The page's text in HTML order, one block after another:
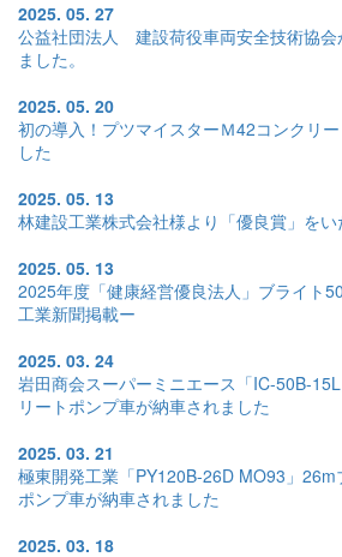
2025. 05. 27
公益社団法人 建設荷役車両安全技術協会
ました。
2025. 05. 20
初の導入！プツマイスターＭ42コンクリ
した
2025. 05. 13
林建設工業株式会社様より「優良賞」をい
2025. 05. 13
2025年度「健康経営優良法人」ブライト
工業新聞掲載ー
2025. 03. 24
岩田商会スーパーミニエース「IC-50B-
リートポンプ車が納車されました
2025. 03. 21
極東開発工業「PY120B-26D MO93」26m
ポンプ車が納車されました
2025. 03. 18